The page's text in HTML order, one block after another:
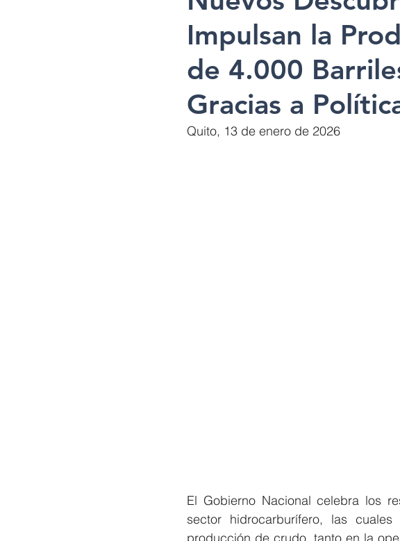
Impulsan la
de 4.000
Gracias a
Quito, 13 de enero de 2026
El Gobierno Nacional celebra los
sector hidrocarburífero, las
producción de crudo, tanto en la